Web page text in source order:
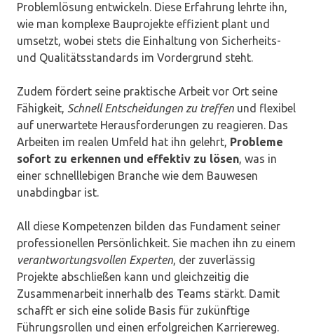
Problemlösung entwickeln. Diese Erfahrung lehrte ihn,
wie man komplexe Bauprojekte effizient plant und
umsetzt, wobei stets die Einhaltung von Sicherheits-
und Qualitätsstandards im Vordergrund steht.
Zudem fördert seine praktische Arbeit vor Ort seine
Fähigkeit, Schnell Entscheidungen zu treffen und flexibel
auf unerwartete Herausforderungen zu reagieren. Das
Arbeiten im realen Umfeld hat ihn gelehrt, Probleme
sofort zu erkennen und effektiv zu lösen, was in
einer schnelllebigen Branche wie dem Bauwesen
unabdingbar ist.
All diese Kompetenzen bilden das Fundament seiner
professionellen Persönlichkeit. Sie machen ihn zu einem
verantwortungsvollen Experten, der zuverlässig
Projekte abschließen kann und gleichzeitig die
Zusammenarbeit innerhalb des Teams stärkt. Damit
schafft er sich eine solide Basis für zukünftige
Führungsrollen und einen erfolgreichen Karriereweg.